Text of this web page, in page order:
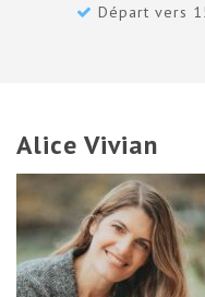
Départ vers
Alice Vivian